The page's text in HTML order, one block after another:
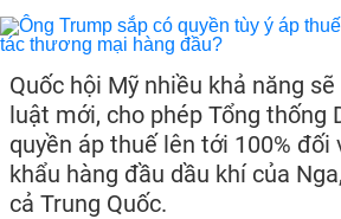
Quốc hội Mỹ nhiều khả năng
luật mới, cho phép Tổng thống
quyền áp thuế lên tới 100% đối
khẩu hàng đầu dầu khí của
cả Trung Quốc.